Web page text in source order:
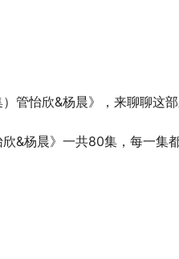
管怡欣&杨晨》，来聊聊这部
&杨晨》一共80集，每一集